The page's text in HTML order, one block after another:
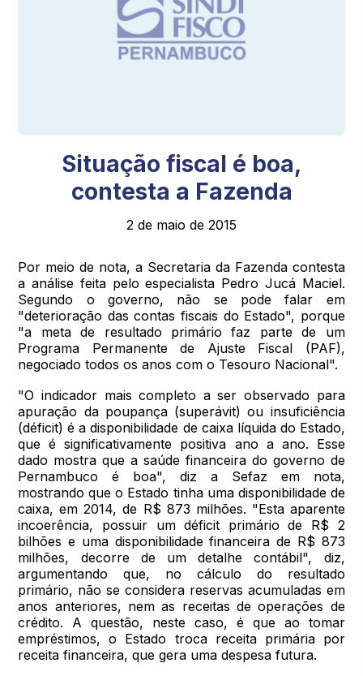
Situação fiscal é boa,
contesta a Fazenda
2 de maio de 2015
Por meio de nota, a Secretaria da Fazenda contesta
a análise feita pelo especialista Pedro Jucá Maciel.
Segundo o governo, não se pode falar em
"deterioração das contas fiscais do Estado", porque
"a meta de resultado primário faz parte de um
Programa Permanente de Ajuste Fiscal (PAF),
negociado todos os anos com o Tesouro Nacional".
"O indicador mais completo a ser observado para
apuração da poupança (superávit) ou insuficiência
(déficit) é a disponibilidade de caixa líquida do Estado,
que é significativamente positiva ano a ano. Esse
dado mostra que a saúde financeira do governo de
Pernambuco é boa", diz a Sefaz em nota,
mostrando que o Estado tinha uma disponibilidade de
caixa, em 2014, de R$ 873 milhões. "Esta aparente
incoerência, possuir um déficit primário de R$ 2
bilhões e uma disponibilidade financeira de R$ 873
milhões, decorre de um detalhe contábil", diz,
argumentando que, no cálculo do resultado
primário, não se considera reservas acumuladas em
anos anteriores, nem as receitas de operações de
crédito. A questão, neste caso, é que ao tomar
empréstimos, o Estado troca receita primária por
receita financeira, que gera uma despesa futura.